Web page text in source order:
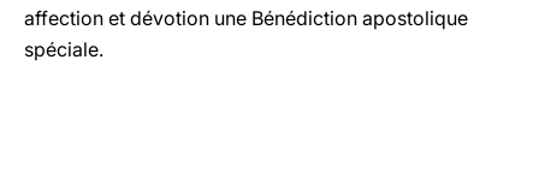
affection et dévotion une Bénédiction apostolique
spéciale.